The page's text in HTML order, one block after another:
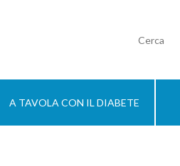
A TAVOLA CON IL DIABETE